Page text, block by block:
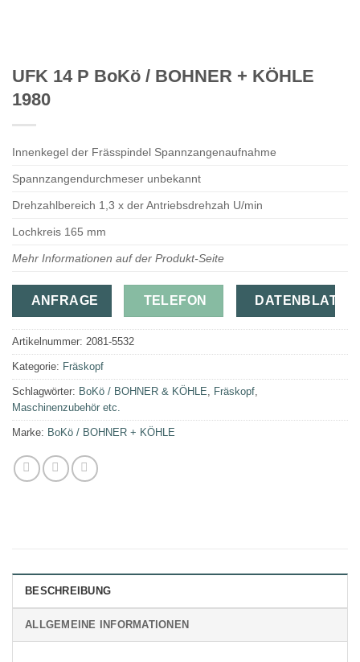
UFK 14 P BoKö / BOHNER + KÖHLE
1980
Innenkegel der Frässpindel Spannzangenaufnahme
Spannzangendurchmeser unbekannt
Drehzahlbereich 1,3 x der Antriebsdrehzah U/min
Lochkreis 165 mm
Mehr Informationen auf der Produkt-Seite
ANFRAGE TELEFON DATENBLATT
Artikelnummer: 2081-5532
Kategorie: Fräskopf
Schlagwörter: BoKö / BOHNER & KÖHLE, Fräskopf,
Maschinenzubehör etc.
Marke: BoKö / BOHNER + KÖHLE
BESCHREIBUNG
ALLGEMEINE INFORMATIONEN